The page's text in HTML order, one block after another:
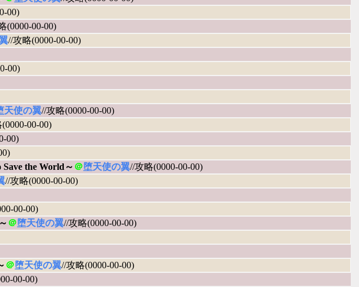
00)
(0000-00-00)
//攻略(0000-00-00)
00)
天使の翼//攻略(0000-00-00)
00-00)
00)
the World～ ＠堕天使の翼//攻略(0000-00-00)
//攻略(0000-00-00)
00-00)
＠堕天使の翼//攻略(0000-00-00)
＠堕天使の翼//攻略(0000-00-00)
00-00)